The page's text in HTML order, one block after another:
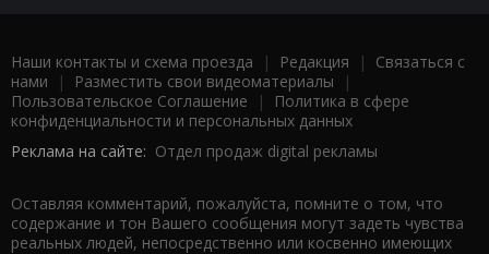
Наши контакты и схема проезда | Редакция | Связаться с
нами | Разместить свои видеоматериалы |
Пользовательское Соглашение |
Политика в сфере
конфиденциальности и персональных данных
Реклама на сайте: Отдел продаж digital рекламы
Оставляя комментарий, пожалуйста, помните о том, что
содержание и тон Вашего сообщения могут задеть чувства
реальных людей, непосредственно или косвенно имеющих